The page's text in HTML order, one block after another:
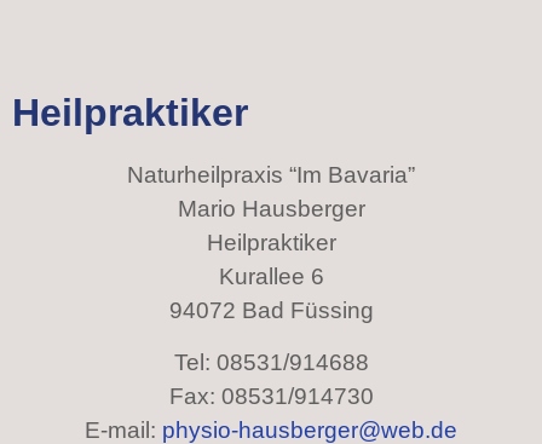
Heilpraktiker
Naturheilpraxis “Im Bavaria”
Mario Hausberger
Heilpraktiker
Kurallee 6
94072 Bad Füssing
Tel: 08531/914688
Fax: 08531/914730
E-mail: physio-hausberger@web.de